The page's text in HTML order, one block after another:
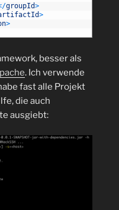
/groupId>
>
>
besser als
. Ich verwende
fast alle Projekt
die auch
ausgiebt: